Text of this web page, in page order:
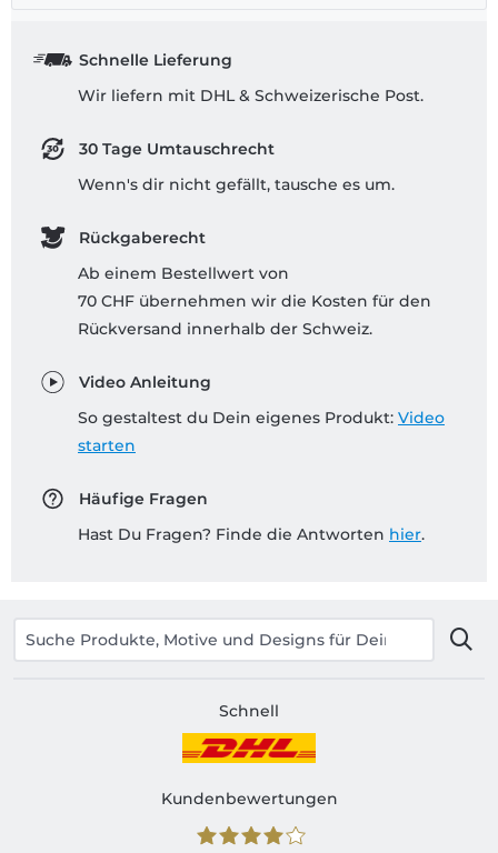
Schnelle Lieferung
Wir liefern mit DHL & Schweizerische Post.
30 Tage Umtauschrecht
Wenn's dir nicht gefällt, tausche es um.
Rückgaberecht
Ab einem Bestellwert von
70 CHF übernehmen wir die Kosten für den
Rückversand innerhalb der Schweiz.
Video Anleitung
So gestaltest du Dein eigenes Produkt: Video
starten
Häufige Fragen
Hast Du Fragen? Finde die Antworten hier.
Schnell
Kundenbewertungen